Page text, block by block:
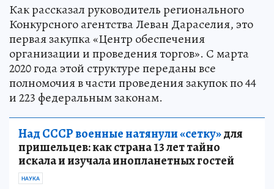
Как рассказал руководитель регионального
Конкурсного агентства Леван Дараселия, это
первая закупка «Центр обеспечения
организации и проведения торгов». С марта
2020 года этой структуре переданы все
полномочия в части проведения закупок по 44
и 223 федеральным законам.
Над СССР военные натянули «сетку»для
пришельцев: как страна 13 лет тайно
искала и изучала инопланетных гостей
НАУКА